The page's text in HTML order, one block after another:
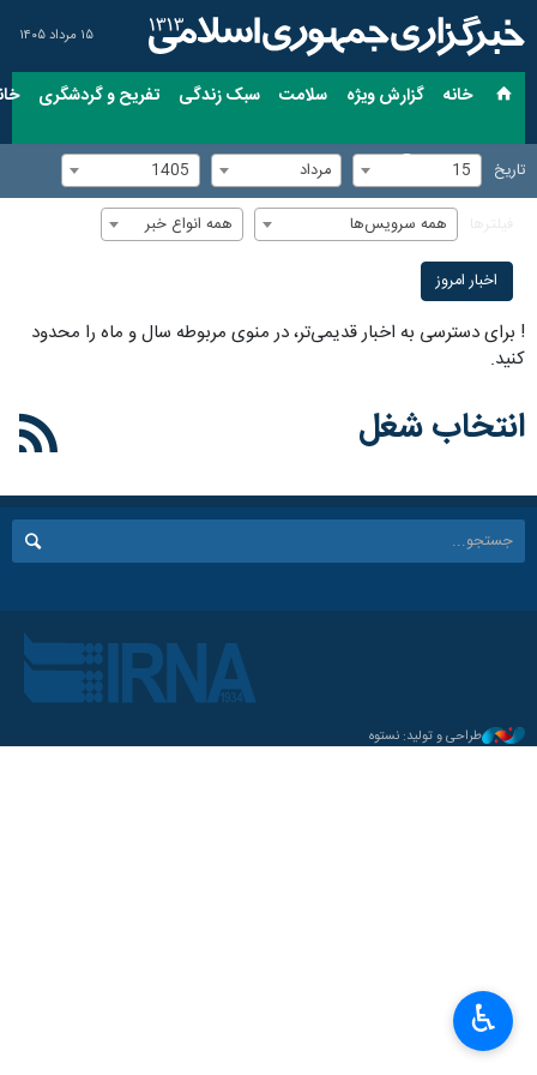
۱۵ مرداد ۱۴۰۵
خانه گزارش ویژه سلامت سبک زندگی تفریح و گردشگری
تاریخ 15 مرداد 1405
همه سرویس‌ها همه انواع خبر
اخبار امروز
! برای دسترسی به اخبار قدیمی‌تر، در منوی مربوطه سال و ماه را محدود
کنید.
انتخاب شغل
طراحی و تولید: نستوه
♿︎